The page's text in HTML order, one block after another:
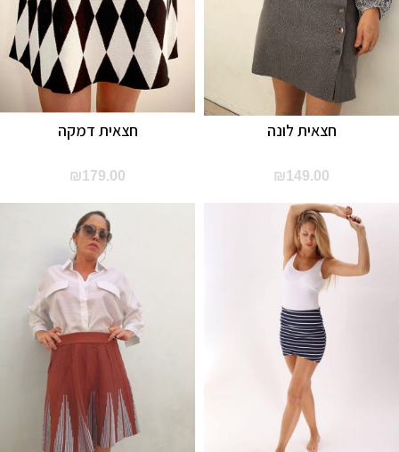
חצאית דמקה
₪179.00
חצאית לונה
₪149.00